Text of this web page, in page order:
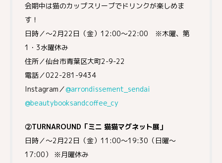
会期中は猫のカップスリーブでドリンクが楽しめま
す！
日時／～2月22日（金）12:00～22:00 ※木曜、第
1・3水曜休み
住所／仙台市青葉区大町2-9-22
電話／022-281-9434
Instagram／@arrondissement_sendai
@beautybooksandcoffee_cy
②TURNAROUND「ミニ 猫猫マグネット展」
日時／～2月22日（金）11:00～19:30（日曜～
17:00） ※月曜休み